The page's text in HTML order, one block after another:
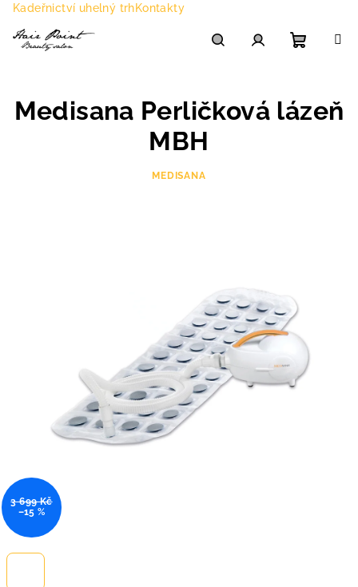
Přejít
obsah
Kadeřnictví uhelný trhKontakty
košík
Medisana Perličková lázeň
MBH
MEDISANA
3 699 Kč
–15 %